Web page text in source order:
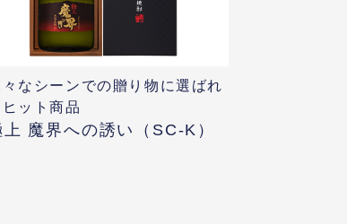
なシーンでの贈り物に選ばれ
ヒット商品
上 魔界への誘い（SC-K）